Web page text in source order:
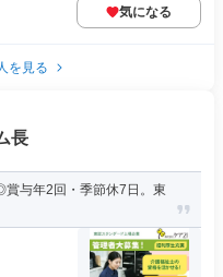
気になる
を見る
長
与年2回・季節休7日。東